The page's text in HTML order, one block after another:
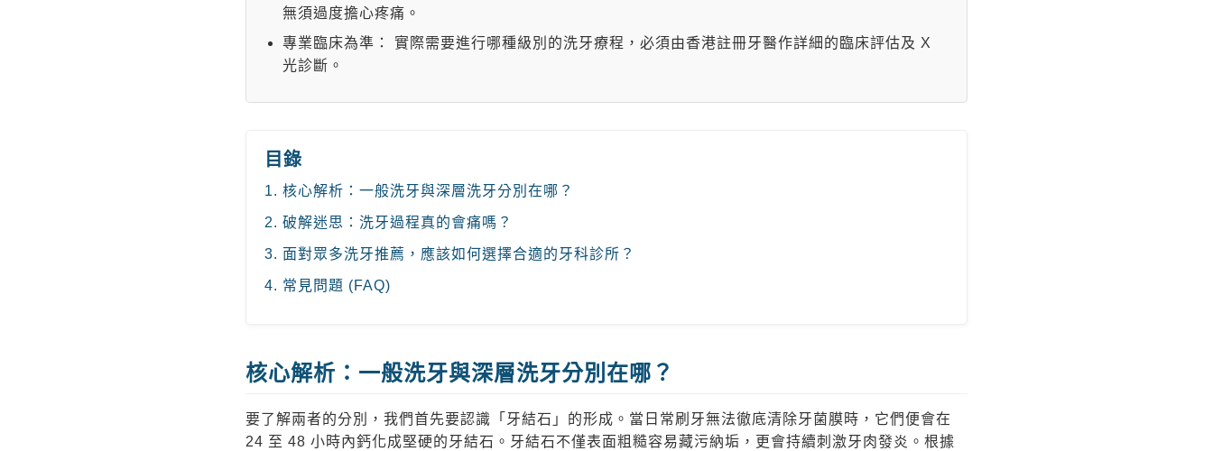
無須過度擔心疼痛。
專業臨床為準：
實際需要進行哪種級別的洗牙療程，必須由香港註冊牙醫作詳細的臨床評估及 X
光診斷。
目錄
1. 核心解析：一般洗牙與深層洗牙分別在哪？
2. 破解迷思：洗牙過程真的會痛嗎？
3. 面對眾多洗牙推薦，應該如何選擇合適的牙科診所？
4. 常見問題 (FAQ)
核心解析：一般洗牙與深層洗牙分別在哪？
要了解兩者的分別，我們首先要認識「牙結石」的形成。當日常刷牙無法徹底清除牙菌膜時，它們便會在
24 至 48 小時內鈣化成堅硬的牙結石。牙結石不僅表面粗糙容易藏污納垢，更會持續刺激牙肉發炎。根據